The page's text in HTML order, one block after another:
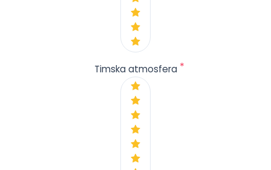
Timska atmosfera *